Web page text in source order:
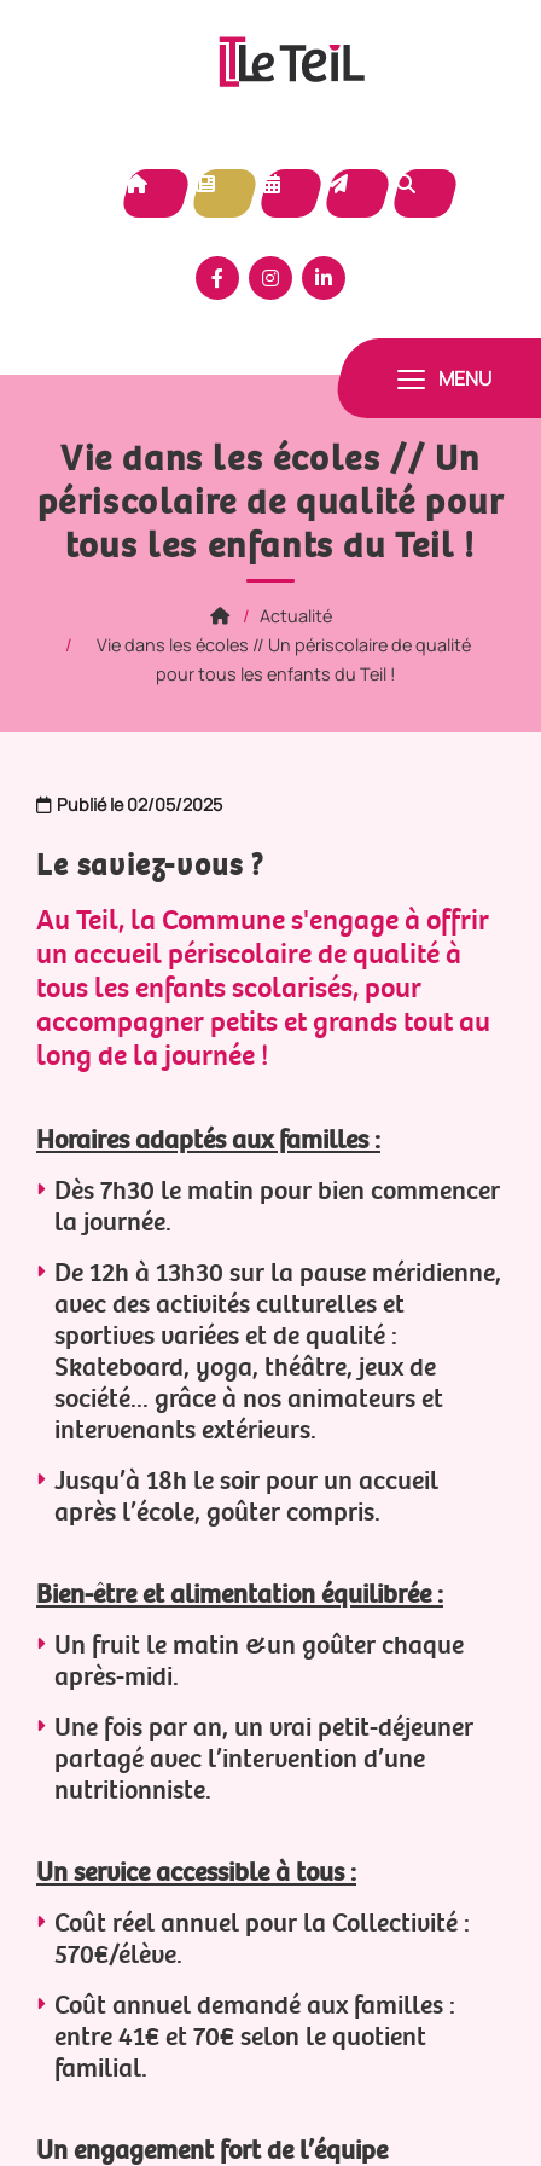
MENU
Vie dans les écoles // Un
périscolaire de qualité pour
tous les enfants du Teil !
Actualité
Vie dans les écoles // Un périscolaire de qualité
pour tous les enfants du Teil !
Publié le 02/05/2025
Le saviez-vous ?
Au Teil, la Commune s'engage à offrir
un accueil périscolaire de qualité à
tous les enfants scolarisés, pour
accompagner petits et grands tout au
long de la journée !
Horaires adaptés aux familles :
Dès 7h30 le matin pour bien commencer
la journée.
De 12h à 13h30 sur la pause méridienne,
avec des activités culturelles et
sportives variées et de qualité :
Skateboard, yoga, théâtre, jeux de
société... grâce à nos animateurs et
intervenants extérieurs.
Jusqu’à 18h le soir pour un accueil
après l’école, goûter compris.
Bien-être et alimentation équilibrée :
Un fruit le matin &un goûter chaque
après-midi.
Une fois par an, un vrai petit-déjeuner
partagé avec l’intervention d’une
nutritionniste.
Un service accessible à tous :
Coût réel annuel pour la Collectivité :
570€/élève.
Coût annuel demandé aux familles :
entre 41€ et 70€ selon le quotient
familial.
Un engagement fort de l’équipe